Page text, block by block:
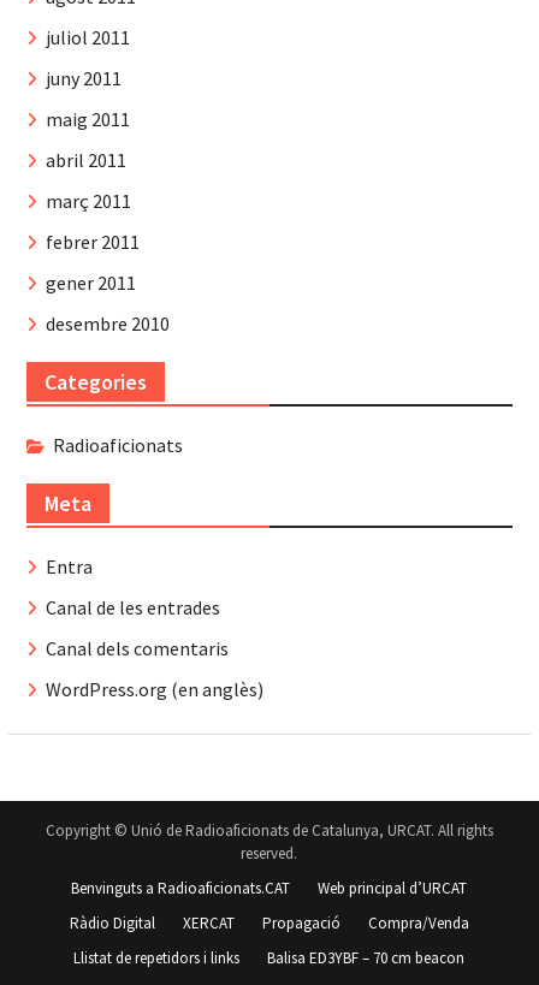
juliol 2011
juny 2011
maig 2011
abril 2011
març 2011
febrer 2011
gener 2011
desembre 2010
Categories
Radioaficionats
Meta
Entra
Canal de les entrades
Canal dels comentaris
WordPress.org (en anglès)
Copyright © Unió de Radioaficionats de Catalunya, URCAT. All rights
reserved.
Benvinguts a Radioaficionats.CAT
Web principal d’URCAT
Ràdio Digital
XERCAT Propagació
Compra/Venda
Llistat de repetidors i links
Balisa ED3YBF – 70 cm beacon